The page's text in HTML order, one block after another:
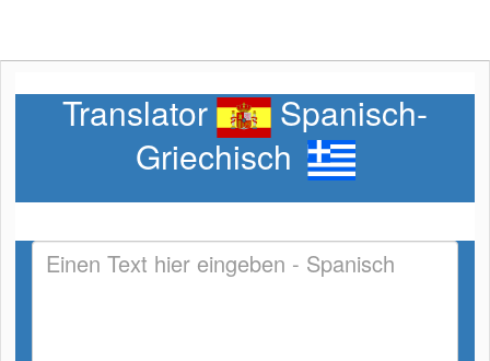
Translator
Spanisch-
Griechisch